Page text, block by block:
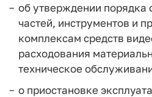
об утверждении порядка
частей, инструментов и
комплексам средств
расходования
техническое
о приостановке